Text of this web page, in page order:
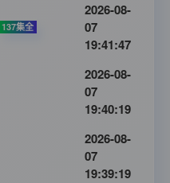
137集全
2026-08-
07
19:41:47
2026-08-
07
19:40:19
2026-08-
07
19:39:19